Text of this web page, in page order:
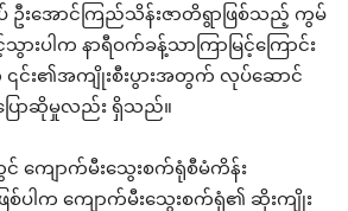
ဦးအောင်ကြည်သိန်းဇာတိရွာဖြစ်သည့် ကွမ်
ားပါက နာရီဝက်ခန့်သာကြာမြင့်ကြောင်း
၎င်း၏အကျိုးစီးပွားအတွက် လုပ်ဆောင်
ြောဆိုမှုလည်း ရှိသည်။
ကျောက်မီးသွေးစက်ရုံစီမံကိန်း
ပါက ကျောက်မီးသွေးစက်ရုံ၏ ဆိုးကျိုး